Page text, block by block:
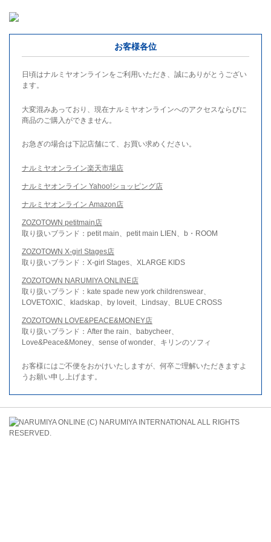
お客様各位
日頃はナルミヤオンラインをご利用いただき、誠にありがとうござい
ます。
大変混みあっており、現在ナルミヤオンラインへのアクセスならびに
商品のご購入ができません。
お急ぎの場合は下記店舗にて、お買い求めください。
ナルミヤオンライン楽天市場店
ナルミヤオンライン Yahoo!ショッピング店
ナルミヤオンライン Amazon店
ZOZOTOWN petitmain店
取り扱いブランド：petit main、petit main LIEN、b・ROOM
ZOZOTOWN X-girl Stages店
取り扱いブランド：X-girl Stages、XLARGE KIDS
ZOZOTOWN NARUMIYA ONLINE店
取り扱いブランド：kate spade new york childrenswear、
LOVETOXIC、kladskap、by loveit、Lindsay、BLUE CROSS
ZOZOTOWN LOVE&PEACE&MONEY店
取り扱いブランド：After the rain、babycheer、
Love&Peace&Money、sense of wonder、キリンのソフィ
お客様にはご不便をおかけいたしますが、何卒ご理解いただきますよ
うお願い申し上げます。